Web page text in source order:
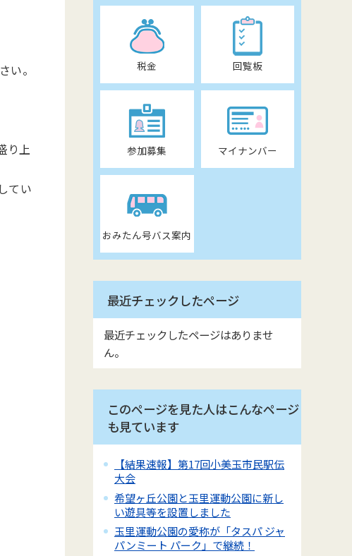
い。
り上
てい
税金 回覧板
参加募集 マイナンバー
おみたん号バス案内
最近チェックしたページ
最近チェックしたページはありませ
ん。
このページを見た人はこんなページ
も見ています
【結果速報】第17回小美玉市民駅伝
大会
希望ヶ丘公園と玉里運動公園に新し
い遊具等を設置しました
玉里運動公園の愛称が「タスパ ジャ
パンミート パーク」で継続！